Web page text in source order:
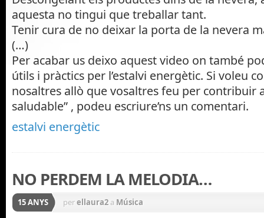
aquesta no tingui que treballar tant.
Tenir cura de no deixar la porta de la nevera
(…)
Per acabar us deixo aquest video on també
útils i pràctics per l’estalvi energètic. Si voleu
nosaltres allò que vosaltres feu per contribuir
saludable” , podeu escriure’ns un comentari.
estalvi energètic
NO PERDEM LA MELODIA…
15 ANYS perellaura2 a Música